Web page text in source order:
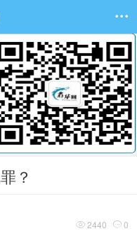

？
 2440  0